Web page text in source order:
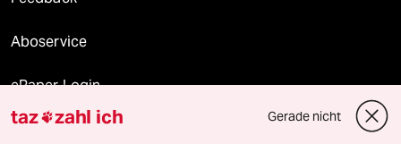
Aboservice
ePaper Login
Downloads für Abonnierende
taz zahl ich Gerade nicht